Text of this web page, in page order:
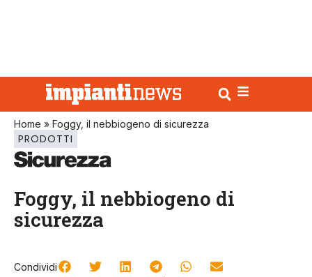
Home » Foggy, il nebbiogeno di sicurezza
PRODOTTI
Foggy, il nebbiogeno di
sicurezza
Condividi